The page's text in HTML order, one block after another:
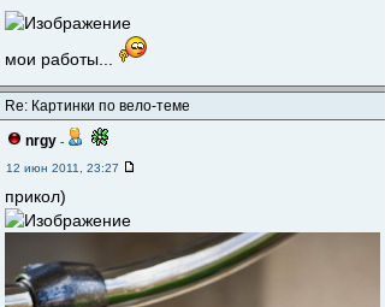
мои работы...
Re: Картинки по вело-теме
nrgy -
12 июн 2011, 23:27
прикол)